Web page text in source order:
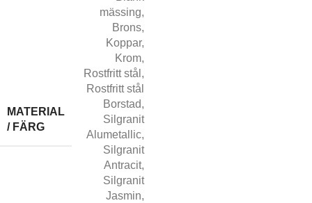
MATERIAL
/ FÄRG
mässing,
Brons,
Koppar,
Krom,
Rostfritt stål ,
Rostfritt stål
Borstad,
Silgranit
Alumetallic,
Silgranit
Antracit,
Silgranit
Jasmin,